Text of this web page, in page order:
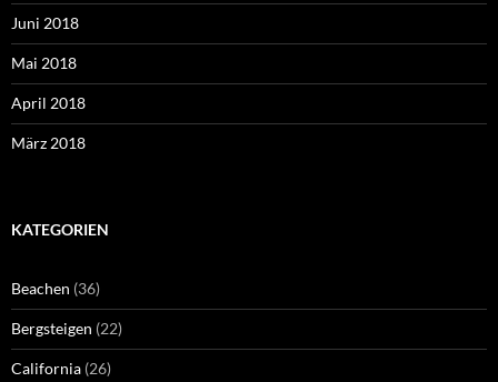
Juni 2018
Mai 2018
April 2018
März 2018
KATEGORIEN
Beachen (36)
Bergsteigen (22)
California (26)